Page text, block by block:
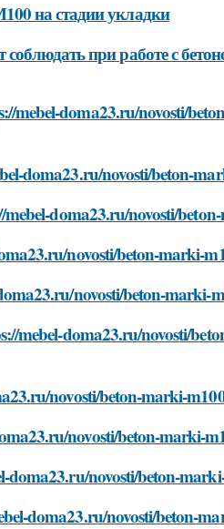
на стадии укладки
соблюдать при работе с
mebel-doma23.ru/novosti/
doma23.ru/novosti/beton-
doma23.ru/novosti/
novosti/beton-marki-
novosti/beton-marki-
mebel-doma23.ru/novosti/
novosti/beton-marki-
novosti/beton-marki-
doma23.ru/novosti/beton-
doma23.ru/novosti/beton-